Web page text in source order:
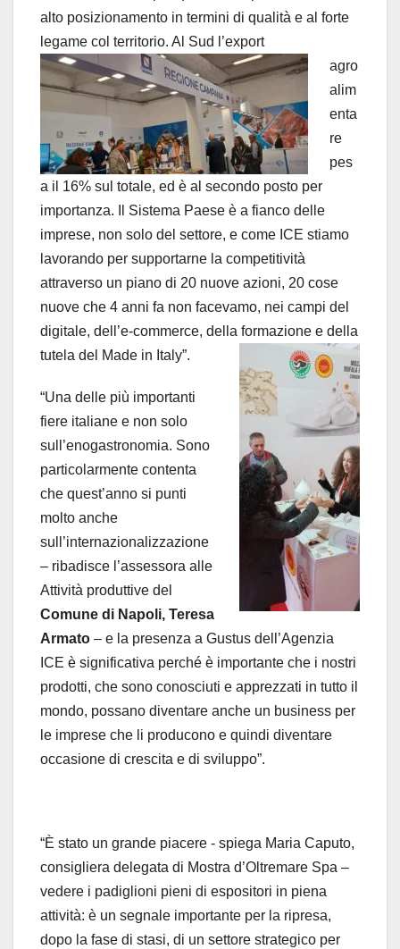
alto posizionamento in termini di qualità e al forte
legame col territorio. Al Sud l’export
agro
alim
enta
re
pes
a il 16% sul totale, ed è al secondo posto per
importanza. Il Sistema Paese è a fianco delle
imprese, non solo del settore, e come ICE stiamo
lavorando per supportarne la competitività
attraverso un piano di 20 nuove azioni, 20 cose
nuove che 4 anni fa non facevamo, nei campi del
digitale, dell’e-commerce, della formazione e della
tutela del Made in Italy”.
“Una delle più importanti
fiere italiane e non solo
sull’enogastronomia. Sono
particolarmente contenta
che quest’anno si punti
molto anche
sull’internazionalizzazione
– ribadisce l’assessora alle
Attività produttive del
Comune di Napoli, Teresa
Armato – e la presenza a Gustus dell’Agenzia
ICE è significativa perché è importante che i nostri
prodotti, che sono conosciuti e apprezzati in tutto il
mondo, possano diventare anche un business per
le imprese che li producono e quindi diventare
occasione di crescita e di sviluppo”.
“È stato un grande piacere ­- spiega Maria Caputo,
consigliera delegata di Mostra d’Oltremare Spa –
vedere i padiglioni pieni di espositori in piena
attività: è un segnale importante per la ripresa,
dopo la fase di stasi, di un settore strategico per